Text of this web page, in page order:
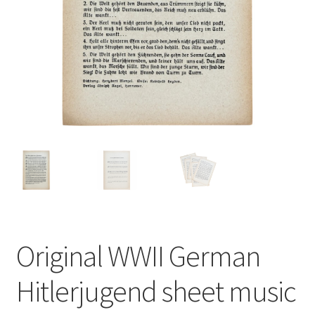
Original WWII German
Hitlerjugend sheet music